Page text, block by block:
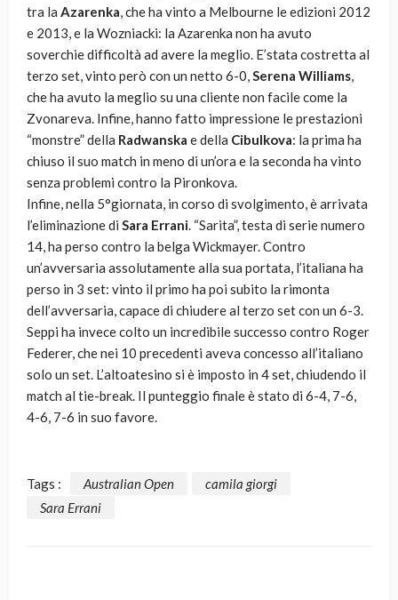
tra la Azarenka, che ha vinto a Melbourne le edizioni 2012
e 2013, e la Wozniacki: la Azarenka non ha avuto
soverchie difficoltà ad avere la meglio. E’stata costretta al
terzo set, vinto però con un netto 6-0,Serena Williams,
che ha avuto la meglio su una cliente non facile come la
Zvonareva. Infine, hanno fatto impressione le prestazioni
“monstre” della Radwanska e della Cibulkova: la prima ha
chiuso il suo match in meno di un’ora e la seconda ha vinto
senza problemi contro la Pironkova.
Infine, nella 5°giornata, in corso di svolgimento, è arrivata
l’eliminazione di Sara Errani. “Sarita”, testa di serie numero
14, ha perso contro la belga Wickmayer. Contro
un’avversaria assolutamente alla sua portata, l’italiana ha
perso in 3 set: vinto il primo ha poi subito la rimonta
dell’avversaria, capace di chiudere al terzo set con un 6-3.
Seppi ha invece colto un incredibile successo contro Roger
Federer, che nei 10 precedenti aveva concesso all’italiano
solo un set. L’altoatesino si è imposto in 4 set, chiudendo il
match al tie-break. Il punteggio finale è stato di 6-4, 7-6,
4-6, 7-6 in suo favore.
Tags : Australian Open
camila giorgi
Sara Errani